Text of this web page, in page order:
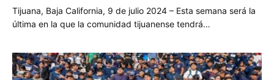
Tijuana, Baja California, 9 de julio 2024 – Esta semana será la
última en la que la comunidad tijuanense tendrá…